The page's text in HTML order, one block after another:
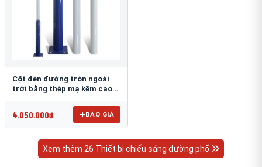
Cột đèn đường tròn ngoài
trời bằng thép mạ kẽm cao
4.050.000đ BÁO GIÁ
Xem thêm 26 Thiết bị chiếu sáng đường phố